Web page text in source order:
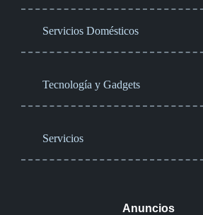
Servicios Domésticos
Tecnología y Gadgets
Servicios
Anuncios